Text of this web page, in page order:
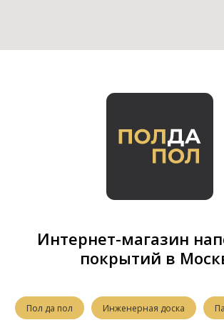
Интернет-магазин
покрытий в
Пол да пол Инженерная доска